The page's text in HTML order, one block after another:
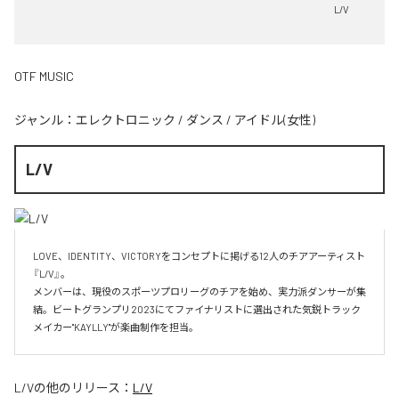
L/V
OTF MUSIC
ジャンル： エレクトロニック / ダンス / アイドル(女性)
L/V
LOVE、IDENTITY、VICTORYをコンセプトに掲げる12人のチアアーティスト
『L/V』。
メンバーは、現役のスポーツプロリーグのチアを始め、実力派ダンサーが集
結。ビートグランプリ2023にてファイナリストに選出された気鋭トラック
メイカー"KAYLLY"が楽曲制作を担当。
L/Vの他のリリース： L/V